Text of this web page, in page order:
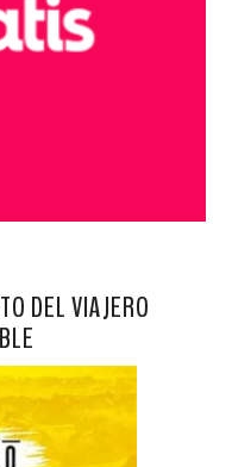
DEL VIAJERO